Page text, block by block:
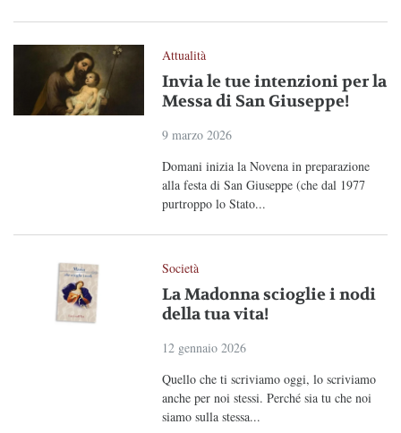
Attualità
Invia le tue intenzioni per la
Messa di San Giuseppe!
9 marzo 2026
Domani inizia la Novena in preparazione
alla festa di San Giuseppe (che dal 1977
purtroppo lo Stato...
Società
La Madonna scioglie i nodi
della tua vita!
12 gennaio 2026
Quello che ti scriviamo oggi, lo scriviamo
anche per noi stessi. Perché sia tu che noi
siamo sulla stessa...